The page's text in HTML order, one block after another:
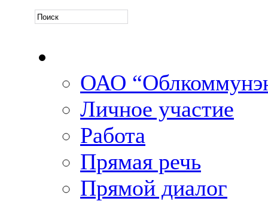
ОАО
Личное участие
Работа
Прямая речь
Прямой диалог